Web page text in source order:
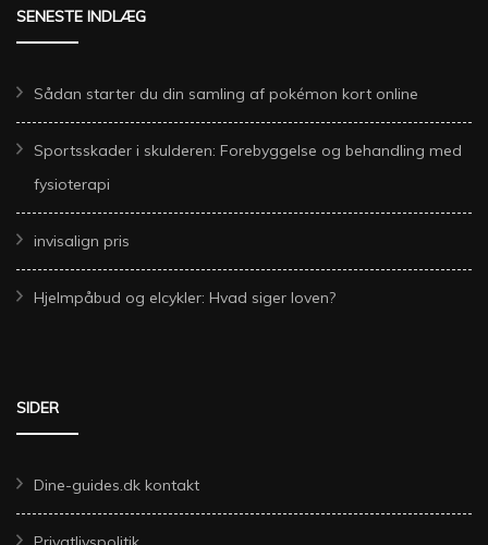
SENESTE INDLÆG
Sådan starter du din samling af pokémon kort online
Sportsskader i skulderen: Forebyggelse og behandling med
fysioterapi
invisalign pris
Hjelmpåbud og elcykler: Hvad siger loven?
SIDER
Dine-guides.dk kontakt